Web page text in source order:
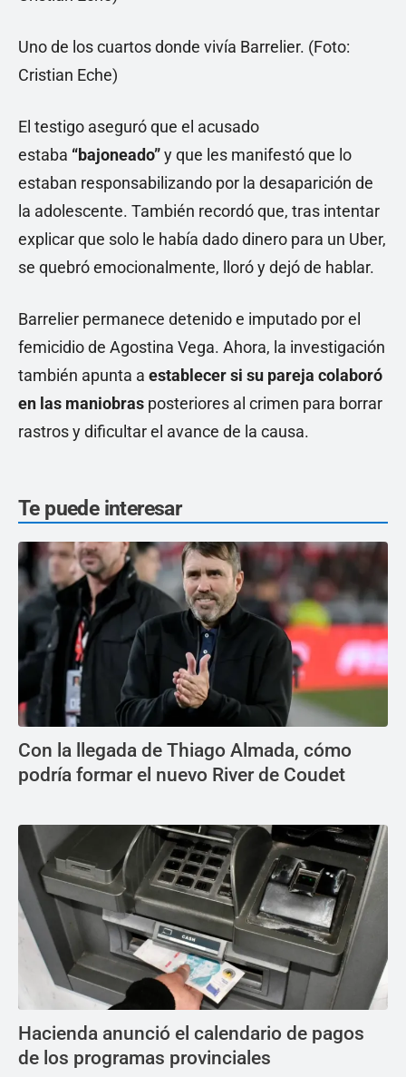
Uno de los cuartos donde vivía Barrelier. (Foto:
Cristian Eche)
El testigo aseguró que el acusado
estaba “bajoneado”y que les manifestó que lo
estaban responsabilizando por la desaparición de
la adolescente. También recordó que, tras intentar
explicar que solo le había dado dinero para un Uber,
se quebró emocionalmente, lloró y dejó de hablar.
Barrelier permanece detenido e imputado por el
femicidio de Agostina Vega. Ahora, la investigación
también apunta a establecer si su pareja colaboró
en las maniobras posteriores al crimen para borrar
rastros y dificultar el avance de la causa.
Te puede interesar
Con la llegada de Thiago Almada, cómo
podría formar el nuevo River de Coudet
Hacienda anunció el calendario de pagos
de los programas provinciales